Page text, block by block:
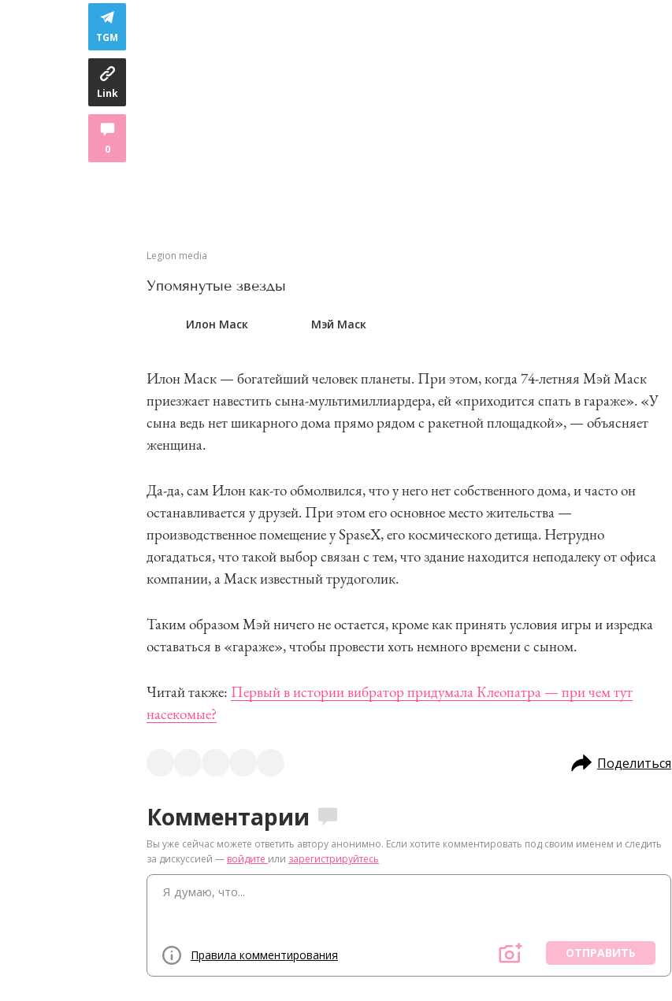
TGM
Link
0
Legion media
Упомянутые звезды
Илон Маск Мэй Маск
Илон Маск — богатейший человек планеты. При этом, когда 74-летняя Мэй Маск
приезжает навестить сына-мультимиллиардера, ей «приходится спать в гараже». «У
сына ведь нет шикарного дома прямо рядом с ракетной площадкой», — объясняет
женщина.
Да-да, сам Илон как-то обмолвился, что у него нет собственного дома, и часто он
останавливается у друзей. При этом его основное место жительства —
производственное помещение у SpaseX, его космического детища. Нетрудно
догадаться, что такой выбор связан с тем, что здание находится неподалеку от офиса
компании, а Маск известный трудоголик.
Таким образом Мэй ничего не остается, кроме как принять условия игры и изредка
оставаться в «гараже», чтобы провести хоть немного времени с сыном.
Читай также: Первый в истории вибратор придумала Клеопатра — при чем тут
насекомые?
Поделиться
Комментарии
Вы уже сейчас можете ответить автору анонимно. Если хотите комментировать под своим именем и следить
за дискуссией — войдите или зарегистрируйтесь
Правила комментирования ОТПРАВИТЬ